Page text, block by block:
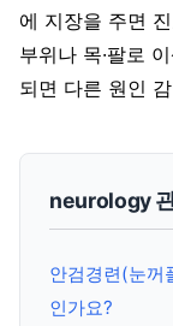
에 지장을 주면
부위나 목·팔로
되면 다른 원인
neurology
안검경련(눈꺼
인가요?